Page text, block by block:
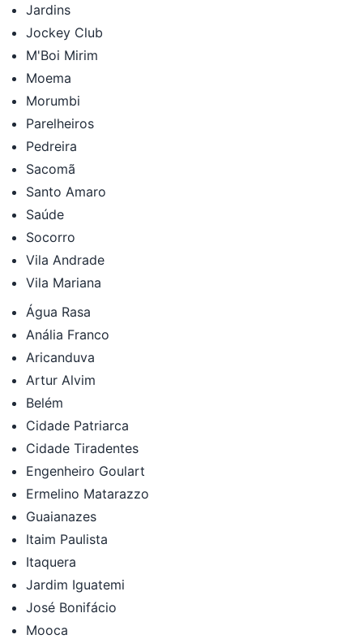
Jardins
Jockey Club
M'Boi Mirim
Moema
Morumbi
Parelheiros
Pedreira
Sacomã
Santo Amaro
Saúde
Socorro
Vila Andrade
Vila Mariana
Água Rasa
Anália Franco
Aricanduva
Artur Alvim
Belém
Cidade Patriarca
Cidade Tiradentes
Engenheiro Goulart
Ermelino Matarazzo
Guaianazes
Itaim Paulista
Itaquera
Jardim Iguatemi
José Bonifácio
Mooca